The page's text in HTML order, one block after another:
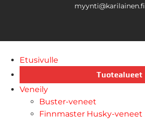
myynti@karilainen.fi
Etusivulle
Tuotealueet
Veneily
Buster-veneet
Finnmaster Husky-veneet